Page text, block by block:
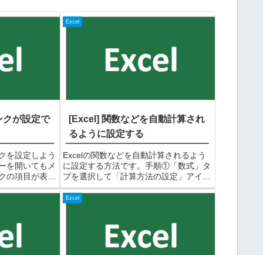
が設定で
を設定しよう
を開いてもメ
の項目が表示
これは、表示
Excel
[Excel] 関数などを自動計算され
るように設定する
Excelの関数などを自動計算されるよう
に設定する方法です。手順①「数式」タ
ブを選択して「計算方法の設定」アイコ
ンをクリックする②リストが表示される
ので「自動(A)」を選択するこれで自動
Excel